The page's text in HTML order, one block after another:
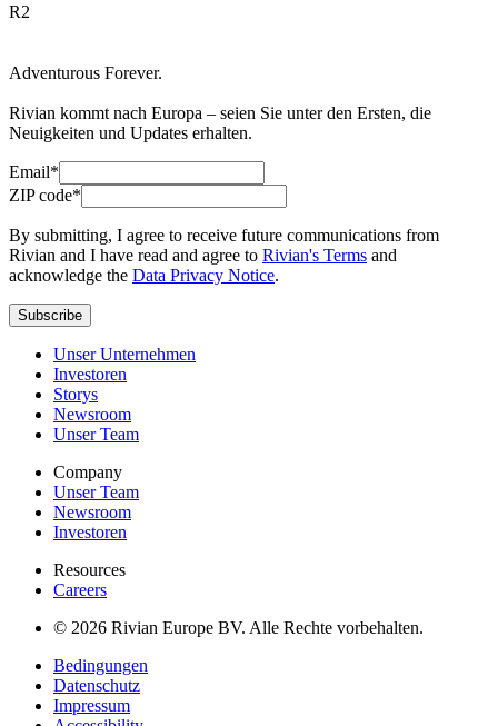
R2
Adventurous Forever.
Rivian kommt nach Europa – seien Sie unter den Ersten, die
Neuigkeiten und Updates erhalten.
Email*
ZIP code*
By submitting, I agree to receive future communications from
Rivian and I have read and agree to Rivian's Terms and
acknowledge the Data Privacy Notice.
Subscribe
Unser Unternehmen
Investoren
Storys
Newsroom
Unser Team
Company
Unser Team
Newsroom
Investoren
Resources
Careers
© 2026 Rivian Europe BV. Alle Rechte vorbehalten.
Bedingungen
Datenschutz
Impressum